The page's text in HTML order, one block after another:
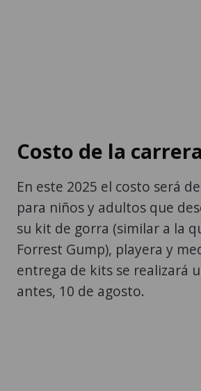
Costo de la carrera
En este 2025 el costo será
para niños y adultos que
su kit de gorra (similar a la
Forrest Gump), playera y
entrega de kits se realizará
antes, 10 de agosto.